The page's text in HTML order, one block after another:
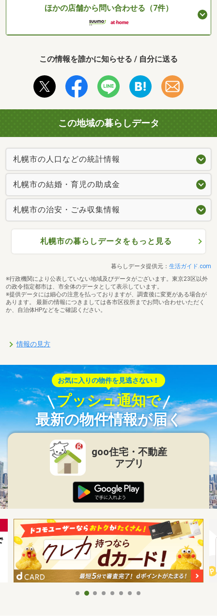
ほかの店舗から問い合わせる（7件）
この情報を誰かに知らせる / 自分に送る
この地域の暮らしデータ
札幌市の人口などの統計情報
札幌市の結婚・育児の助成金
札幌市の治安・ごみ収集情報
札幌市の暮らしデータをもっと見る
暮らしデータ提供元： 生活ガイド.com
※行政機関により公表していない地域及びデータがございます。東京23区以外
の政令指定都市は、市全体のデータとして表示しています。
※提供データには細心の注意を払っておりますが、調査後に変更がある場合が
あります。 最新の情報につきましては各市区役所までお問い合わせいただく
か、自治体HPなどをご確認ください。
情報の見方
お気に入りの物件を見逃さない！
プッシュ通知で
最新の物件情報が届く
goo住宅・不動産
アプリ